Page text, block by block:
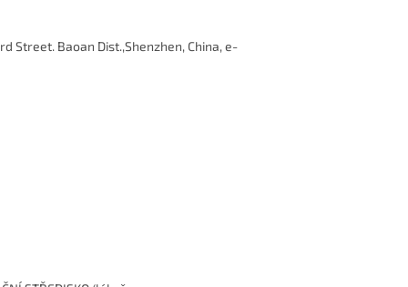
Street. Baoan Dist.,Shenzhen, China, e-